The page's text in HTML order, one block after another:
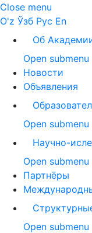
Close menu
O'z Ўзб Рус En
Об
Open submenu
Новости
Объявления
Open submenu
Научно-
Open submenu
Партнёры
Open submenu